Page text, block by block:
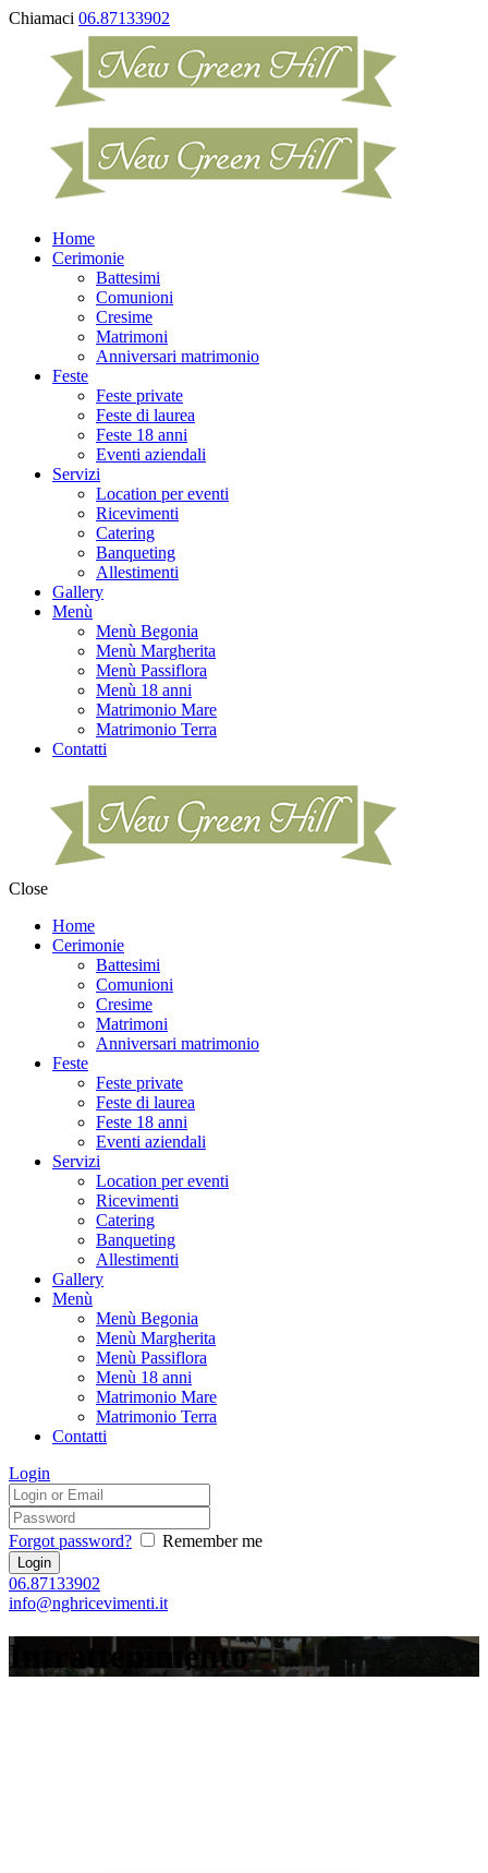
Chiamaci 06.87133902
Home
Cerimonie
Battesimi
Comunioni
Cresime
Matrimoni
Anniversari matrimonio
Feste
Feste private
Feste di laurea
Feste 18 anni
Eventi aziendali
Servizi
Location per eventi
Ricevimenti
Catering
Banqueting
Allestimenti
Gallery
Menù
Menù Begonia
Menù Margherita
Menù Passiflora
Menù 18 anni
Matrimonio Mare
Matrimonio Terra
Contatti
Close
Home
Cerimonie
Battesimi
Comunioni
Cresime
Matrimoni
Anniversari matrimonio
Feste
Feste private
Feste di laurea
Feste 18 anni
Eventi aziendali
Servizi
Location per eventi
Ricevimenti
Catering
Banqueting
Allestimenti
Gallery
Menù
Menù Begonia
Menù Margherita
Menù Passiflora
Menù 18 anni
Matrimonio Mare
Matrimonio Terra
Contatti
Login
Forgot password? Remember me
06.87133902
info@nghricevimenti.it
Intrattenimento